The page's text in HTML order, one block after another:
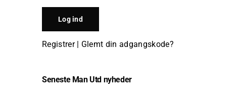
Registrer| Glemt din adgangskode?
Seneste Man Utd nyheder